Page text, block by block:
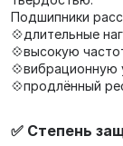
Подшипники
💠длительные
💠высокую
💠вибрационную
💠продлённый
✅ Степень